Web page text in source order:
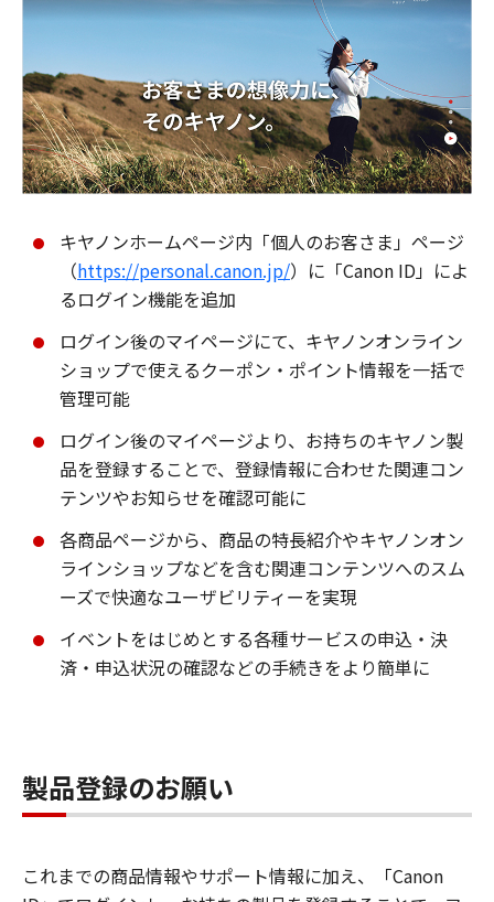
キヤノンホームページ内「個人のお客さま」ページ
（https://personal.canon.jp/）に「Canon ID」によ
るログイン機能を追加
ログイン後のマイページにて、キヤノンオンライン
ショップで使えるクーポン・ポイント情報を一括で
管理可能
ログイン後のマイページより、お持ちのキヤノン製
品を登録することで、登録情報に合わせた関連コン
テンツやお知らせを確認可能に
各商品ページから、商品の特長紹介やキヤノンオン
ラインショップなどを含む関連コンテンツへのスム
ーズで快適なユーザビリティーを実現
イベントをはじめとする各種サービスの申込・決
済・申込状況の確認などの手続きをより簡単に
製品登録のお願い
これまでの商品情報やサポート情報に加え、「Canon